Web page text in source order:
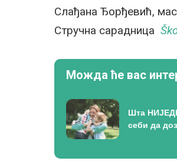
Слађана Ђорђевић,
Стручна сарадница
Можда ће вас
Шта
себи да